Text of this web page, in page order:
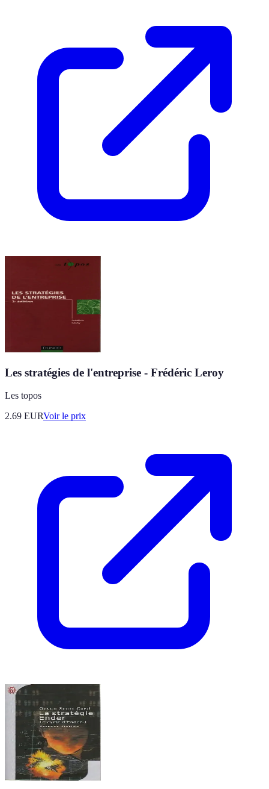
Les stratégies de l'entreprise - Frédéric Leroy
Les topos
2.69 EURVoir le prix